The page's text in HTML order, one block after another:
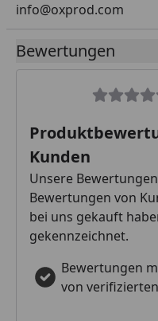
info@oxprod.com
Bewertungen
Kunden
Unsere
Bewertungen von
bei uns gekauft
gekennzeichnet.
Bewertungen
von